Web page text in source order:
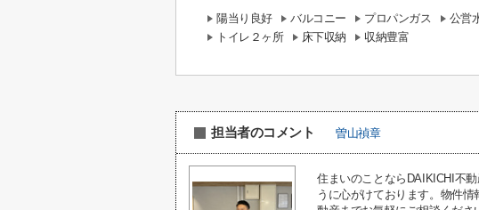
陽当り良好 バルコニー プロパンガス 公営
トイレ２ヶ所
床下収納 収納豊富
担当者のコメント 曽山禎章
住まいのことならDAIKICHI不
うに心がけております。物件